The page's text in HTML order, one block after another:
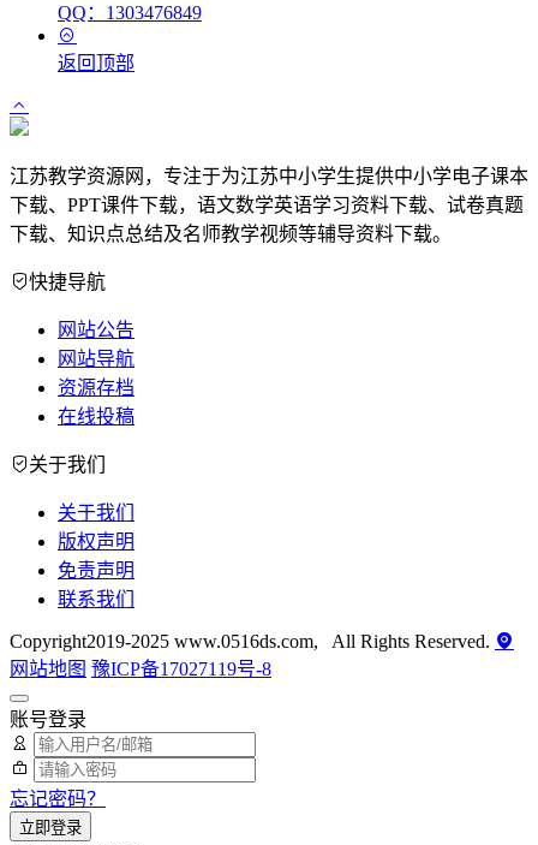
QQ：1303476849
返回顶部
江苏教学资源网，专注于为江苏中小学生提供中小学电子课本
下载、PPT课件下载，语文数学英语学习资料下载、试卷真题
下载、知识点总结及名师教学视频等辅导资料下载。
快捷导航
网站公告
网站导航
资源存档
在线投稿
关于我们
关于我们
版权声明
免责声明
联系我们
Copyright2019-2025 www.0516ds.com, All Rights Reserved.
网站地图 豫ICP备17027119号-8
账号登录
忘记密码？
立即登录